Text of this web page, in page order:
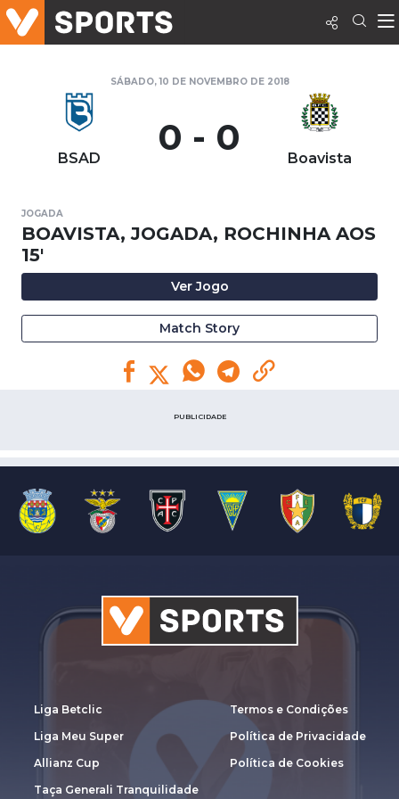
SÁBADO, 10 DE NOVEMBRO DE 2018
BSAD 0 - 0 Boavista
JOGADA
BOAVISTA, JOGADA, ROCHINHA AOS
15'
Ver Jogo
Match Story
PUBLICIDADE
Liga Betclic
Liga Meu Super
Allianz Cup
Taça Generali Tranquilidade
Termos e Condições
Política de Privacidade
Política de Cookies